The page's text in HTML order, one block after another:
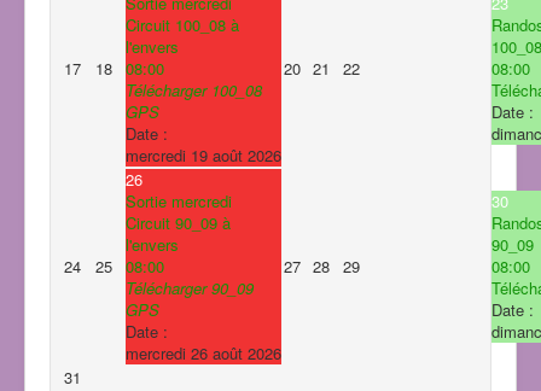
17 18
Circuit 100_08 à
l'envers
08:00
Télécharger 100_08
GPS
Date :
mercredi 19 août 2026
20 21 22
100_08
08:00
Date :
24 25
26
Sortie mercredi
Circuit 90_09 à
l'envers
08:00
Télécharger 90_09
GPS
Date :
mercredi 26 août 2026
27 28 29
30
90_09
08:00
Date :
31